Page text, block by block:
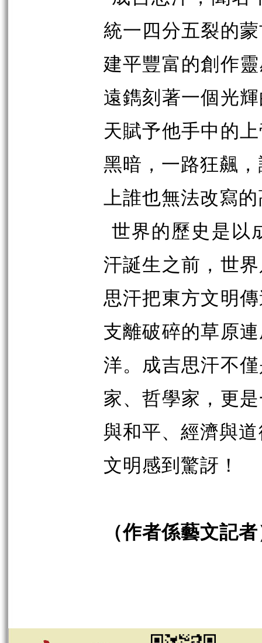
統一四分五裂的
建平豐富的創作
遠鐫刻著一個光
天賦予他手中的
黑暗，一路狂飆
上誰也無法改寫
世界的歷史是以
汗誕生之前，世
思汗把東方文明
支離破碎的草原
洋。成吉思汗不
家、哲學家，更
與和平、經濟與
文明感到驚訝！
（作者係藝文記